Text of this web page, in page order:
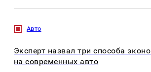
Авто
Эксперт назвал три способа
на современных авто